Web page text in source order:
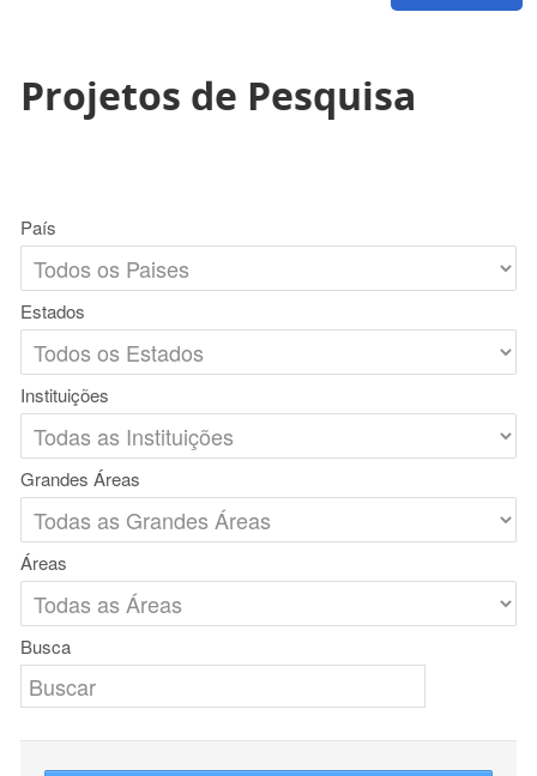
Projetos de Pesquisa
País
Estados
Instituições
Grandes Áreas
Áreas
Busca